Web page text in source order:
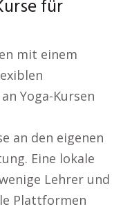
für
mit einem
Yoga-Kursen
an den eigenen
Eine lokale
Lehrer und
Plattformen